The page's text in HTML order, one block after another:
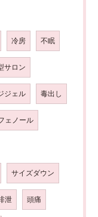
冷房 不眠
サロン
ジェル 毒出し
ェノール
サイズダウン
泄 頭痛